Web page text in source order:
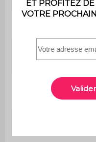
Orientation des
lames
Nombre de lames